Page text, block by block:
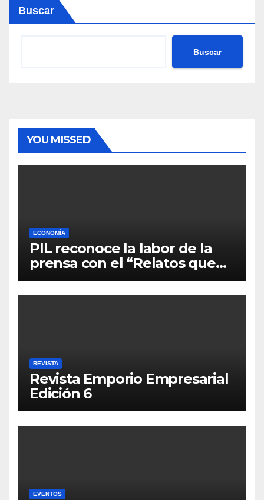
Buscar
Buscar
YOU MISSED
ECONOMÍA
PIL reconoce la labor de la
prensa con el “Relatos que
alimentan Bolivia”
REVISTA
Revista Emporio Empresarial
Edición 6
EVENTOS